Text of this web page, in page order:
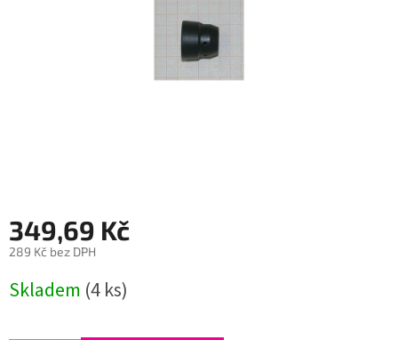
349,69 Kč
289 Kč bez DPH
cena:
Skladem (4 ks)